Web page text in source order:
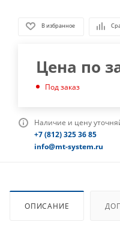
В избранное
Цена по
Под заказ
Наличие и цену
+7 (812) 325 36 85
info@mt-system.ru
ОПИСАНИЕ